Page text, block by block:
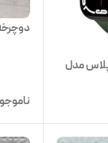
هوشمند سری 7 پلاس مدل
دوچرخه 26 تاشو اسپرت وی